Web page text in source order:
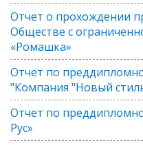
Отчет о прохождении
Обществе с
«Ромашка»
Отчет по
"Компания "Новый
Отчет по
Рус»